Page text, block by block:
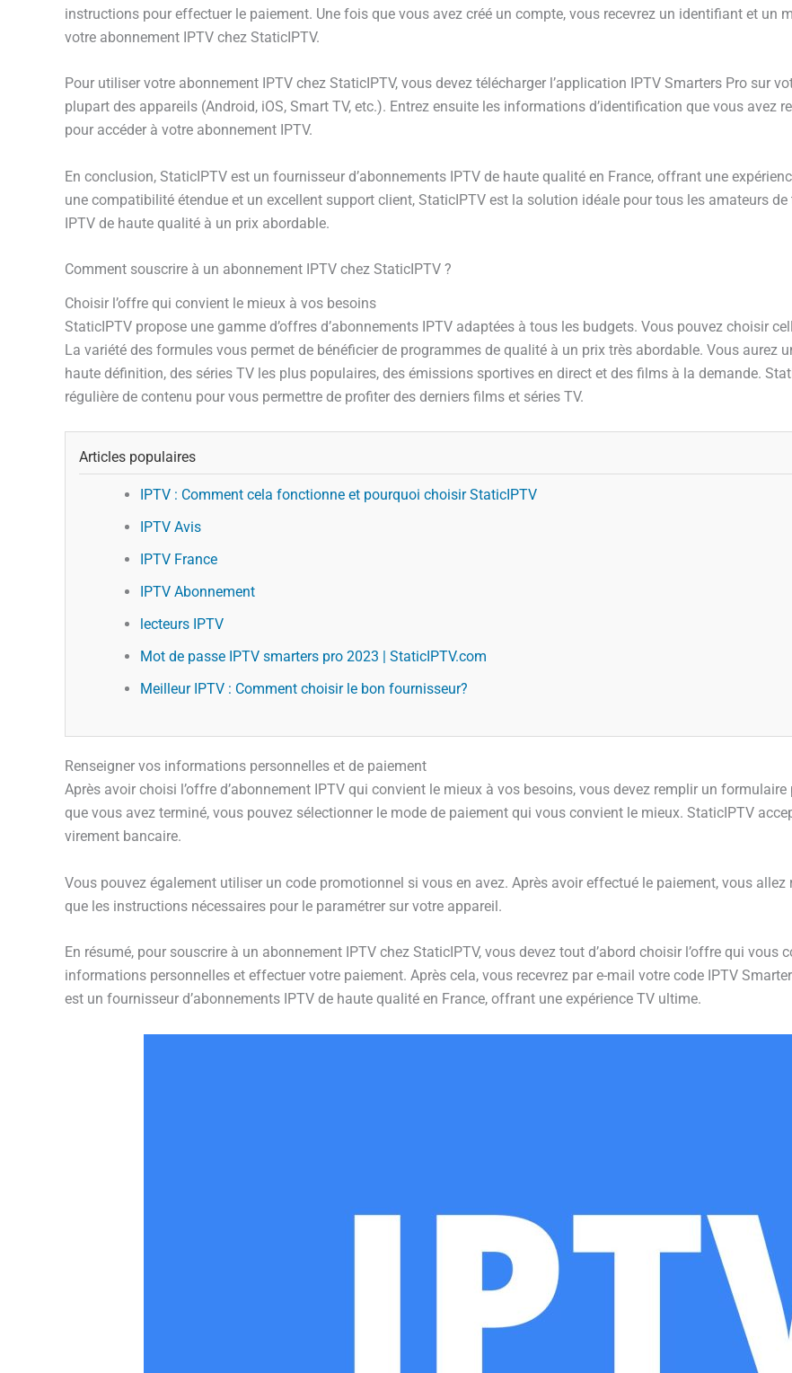
instructions pour effectuer le paiement. Une fois que vous avez créé un compte, vous recevrez un identifiant et un
votre abonnement IPTV chez StaticIPTV.
Pour utiliser votre abonnement IPTV chez StaticIPTV, vous devez télécharger l’application IPTV Smarters Pro sur
plupart des appareils (Android, iOS, Smart TV, etc.). Entrez ensuite les informations d’identification que vous avez
pour accéder à votre abonnement IPTV.
En conclusion, StaticIPTV est un fournisseur d’abonnements IPTV de haute qualité en France, offrant une
une compatibilité étendue et un excellent support client, StaticIPTV est la solution idéale pour tous les amateurs
IPTV de haute qualité à un prix abordable.
Comment souscrire à un abonnement IPTV chez StaticIPTV ?
Choisir l’offre qui convient le mieux à vos besoins
StaticIPTV propose une gamme d’offres d’abonnements IPTV adaptées à tous les budgets. Vous pouvez choisir
La variété des formules vous permet de bénéficier de programmes de qualité à un prix très abordable. Vous aurez
haute définition, des séries TV les plus populaires, des émissions sportives en direct et des films à la demande.
régulière de contenu pour vous permettre de profiter des derniers films et séries TV.
Articles populaires
IPTV : Comment cela fonctionne et pourquoi choisir StaticIPTV
IPTV Avis
IPTV France
IPTV Abonnement
lecteurs IPTV
Mot de passe IPTV smarters pro 2023 | StaticIPTV.com
Meilleur IPTV : Comment choisir le bon fournisseur?
Renseigner vos informations personnelles et de paiement
Après avoir choisi l’offre d’abonnement IPTV qui convient le mieux à vos besoins, vous devez remplir un
que vous avez terminé, vous pouvez sélectionner le mode de paiement qui vous convient le mieux. StaticIPTV
virement bancaire.
Vous pouvez également utiliser un code promotionnel si vous en avez. Après avoir effectué le paiement, vous
que les instructions nécessaires pour le paramétrer sur votre appareil.
En résumé, pour souscrire à un abonnement IPTV chez StaticIPTV, vous devez tout d’abord choisir l’offre qui
informations personnelles et effectuer votre paiement. Après cela, vous recevrez par e-mail votre code IPTV
est un fournisseur d’abonnements IPTV de haute qualité en France, offrant une expérience TV ultime.